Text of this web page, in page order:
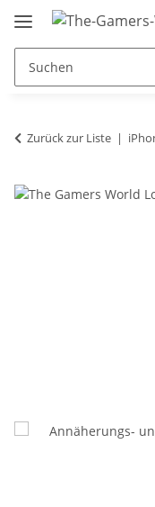
Zurück zur Liste